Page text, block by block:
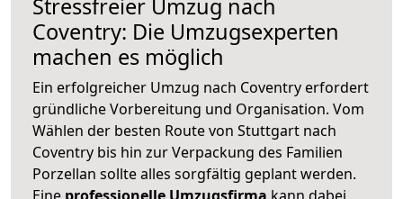
Stressfreier Umzug nach
Coventry: Die Umzugsexperten
machen es möglich
Ein erfolgreicher Umzug nach Coventry erfordert
gründliche Vorbereitung und Organisation. Vom
Wählen der besten Route von Stuttgart nach
Coventry bis hin zur Verpackung des Familien
Porzellan sollte alles sorgfältig geplant werden.